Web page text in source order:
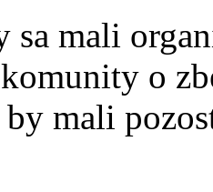
sa mali
o
mali